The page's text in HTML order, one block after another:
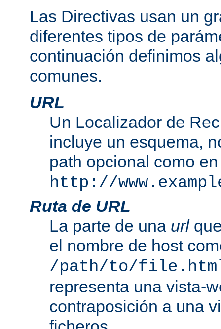
Las Directivas usan un
diferentes tipos de
continuación definimos
comunes.
URL
Un Localizador de
incluye un esquema,
path opcional como en
http://
Ruta de URL
La parte de una url
el nombre de host
/path/to/
representa una vista-
contraposición a una